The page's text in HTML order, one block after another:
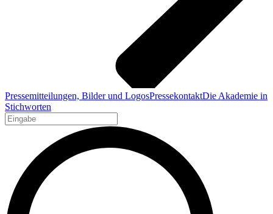
Pressemitteilungen, Bilder und LogosPressekontaktDie Akademie in
Stichworten